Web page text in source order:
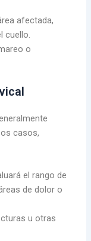
afectada,
cuello.
o
casos,
el rango de
de dolor o
u otras